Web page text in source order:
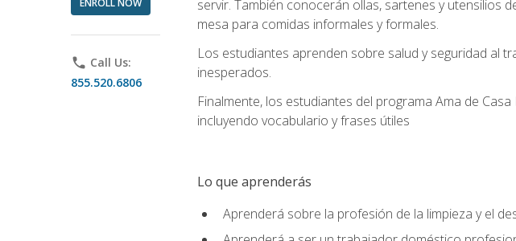
phone Call Us:
855.520.6806
servir. También conocerán ollas, sartenes y utensilios
mesa para comidas informales y formales.
Los estudiantes aprenden sobre salud y seguridad al
inesperados.
Finalmente, los estudiantes del programa Ama de
incluyendo vocabulario y frases útiles
Lo que aprenderás
Aprenderá sobre la profesión de la limpieza y el